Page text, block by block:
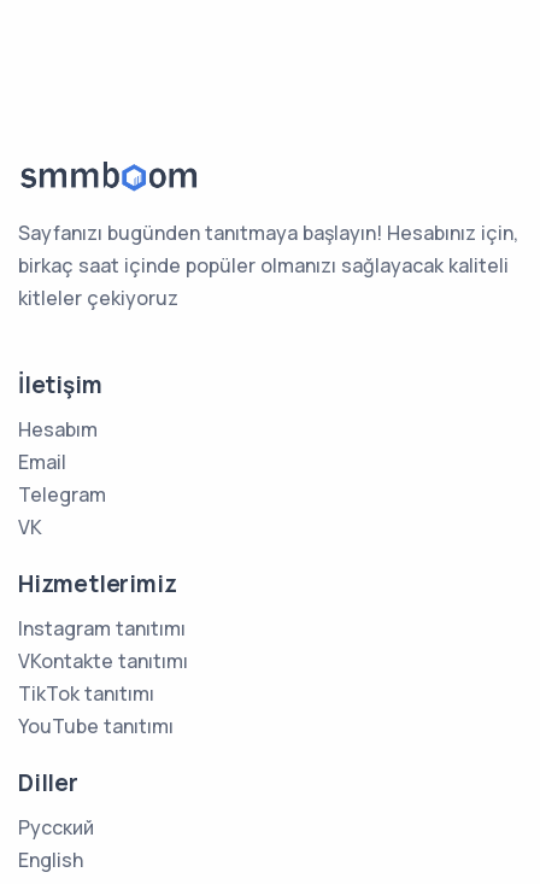
Sayfanızı bugünden tanıtmaya başlayın! Hesabınız için,
birkaç saat içinde popüler olmanızı sağlayacak kaliteli
kitleler çekiyoruz
İletişim
Hesabım
Email
Telegram
VK
Hizmetlerimiz
Instagram tanıtımı
VKontakte tanıtımı
TikTok tanıtımı
YouTube tanıtımı
Diller
Русский
English